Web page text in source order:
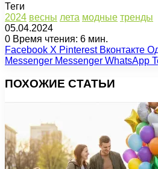
Теги
2024 весны лета модные тренды
05.04.2024
0 Время чтения: 6 мин.
Facebook X Pinterest Вконтакте
Messenger Messenger WhatsApp
ПОХОЖИЕ СТАТЬИ